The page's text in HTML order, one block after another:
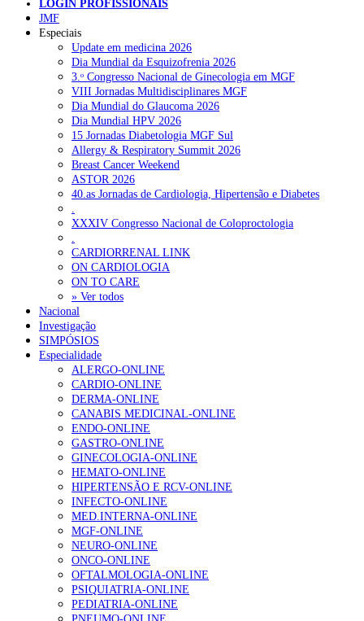
NOTÍCIAS RECENTES
Portugal está a formar os médicos de que precisa?
Estudantes de Medicina representados na 79.ª World Health
Assembly 6 de Agosto, 2026
SCORA X-Change Portugal promove formação internacional
em saúde sexual e reprodutiva
ANEM reúne com coordenador do Pacto Estratégico para a
Saúde 6 de Agosto, 2026
Sindicato diz que nova carreira de médicos dentistas reforça
estabilidade no SNS
NOTÍCIAS MAIS LIDAS
Enfermagem Forense. “Da urgência ao tribunal, cada
gesto conta e cada profissional faz a diferença”
202 visualizações
Alguns milhares de utentes podem ficar sem médico de
família com nova regras do registo, alerta associação
175 visualizações
Quase quatro em cada dez doentes com enfarte
apresentavam níveis elevados de Lp(a), revela estudo
86 visualizações
LOGIN PROFISSIONAIS
JMF
Especiais
Update em medicina 2026
Dia Mundial da Esquizofrenia 2026
3.ᵒ Congresso Nacional de Ginecologia em MGF
VIII Jornadas Multidisciplinares MGF
Dia Mundial do Glaucoma 2026
Dia Mundial HPV 2026
15 Jornadas Diabetologia MGF Sul
Allergy & Respiratory Summit 2026
Breast Cancer Weekend
ASTOR 2026
40.as Jornadas de Cardiologia, Hipertensão e Diabetes
.
XXXIV Congresso Nacional de Coloproctologia
.
CARDIORRENAL LINK
ON CARDIOLOGIA
ON TO CARE
» Ver todos
Nacional
Investigação
SIMPÓSIOS
Especialidade
ALERGO-ONLINE
CARDIO-ONLINE
DERMA-ONLINE
CANABIS MEDICINAL-ONLINE
ENDO-ONLINE
GASTRO-ONLINE
GINECOLOGIA-ONLINE
HEMATO-ONLINE
HIPERTENSÃO E RCV-ONLINE
INFECTO-ONLINE
MED.INTERNA-ONLINE
MGF-ONLINE
NEURO-ONLINE
ONCO-ONLINE
OFTALMOLOGIA-ONLINE
PSIQUIATRIA-ONLINE
PEDIATRIA-ONLINE